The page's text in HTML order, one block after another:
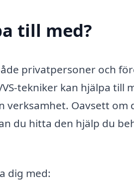
till med?
privatpersoner och
tekniker kan hjälpa till
verksamhet. Oavsett om
du hitta den hjälp du
dig med: